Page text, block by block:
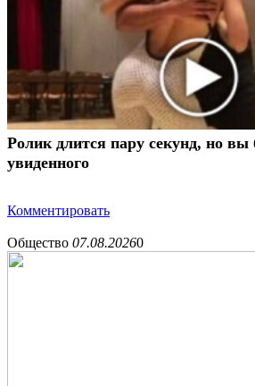
Ролик длится пару секунд, но вы
увиденного
Комментировать
Общество 07.08.20260